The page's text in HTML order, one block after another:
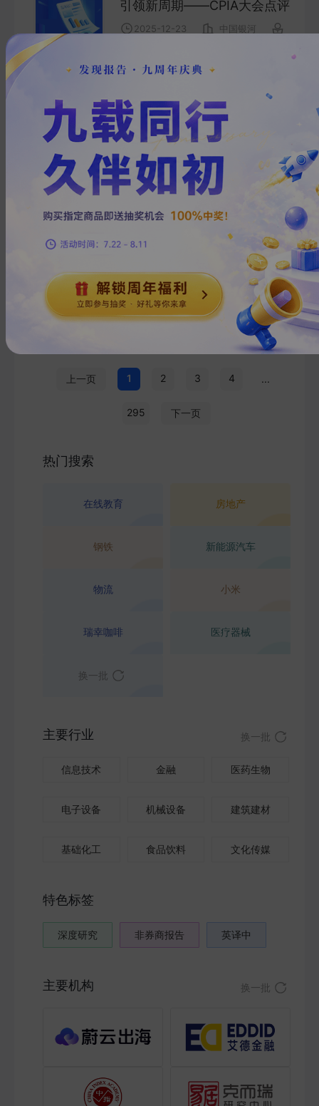
引领新周期——CPIA大会点评
2025-12-23
中国银河
【银河建筑龙天光】行业动态
2025.12丨推动投资止跌回稳,
着力稳定房地产市场
2025-12-23
中国银河
0 页
【银河电子高峰】半导体行业
周点评丨GPU公司陆续上市,上
游国产化进程加速
2025-12-23
中国银河
0页
上一页 1 2 3 4 ...
295 下一页
热门搜索
在线教育 房地产
钢铁 新能源汽车
物流 小米
瑞幸咖啡 医疗器械
换一批
主要行业 换一批
信息技术 金融 医药生物
电子设备 机械设备 建筑建材
基础化工 食品饮料 文化传媒
特色标签
深度研究 非券商报告 英译中
主要机构 换一批